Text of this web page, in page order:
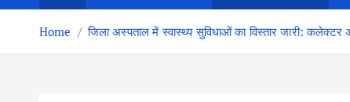
Home जिला अस्पताल में स्वास्थ्य सुविधाओं का विस्तार जारी: